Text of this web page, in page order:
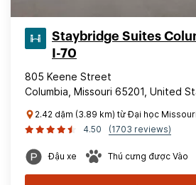
Staybridge Suites
I-70
805 Keene Street
Columbia, Missouri 65201, United
2.42 dặm (3.89 km) từ Đại học Missouri
4.50
(1703 reviews)
Đậu xe Thú cưng được Vào